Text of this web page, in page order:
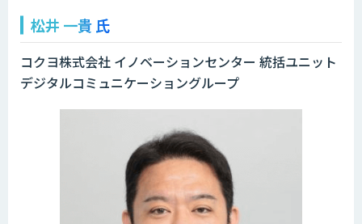
松井 一貴 氏
コクヨ株式会社 イノベーションセンター 統括ユニット
デジタルコミュニケーショングループ